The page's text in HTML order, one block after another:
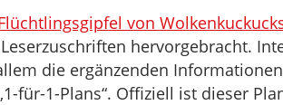
von
hervorgebracht.
die ergänzenden
für-1-Plans“. Offiziell ist dieser